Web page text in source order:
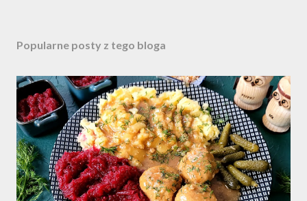
Popularne posty z tego bloga